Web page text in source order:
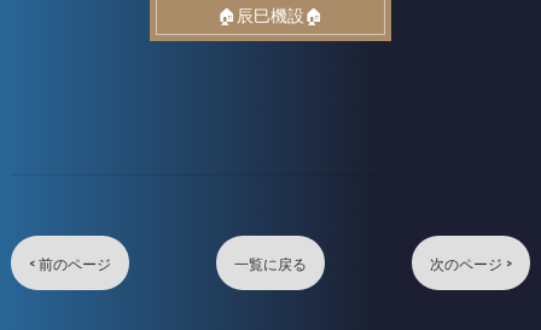
🏠辰巳機設🏠
< 前のページ 一覧に戻る 次のページ >